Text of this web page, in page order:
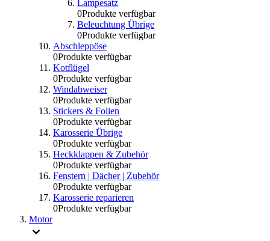
Lampesatz
0Produkte verfügbar
Beleuchtung Übrige
0Produkte verfügbar
Abschleppöse
0Produkte verfügbar
Kotflügel
0Produkte verfügbar
Windabweiser
0Produkte verfügbar
Stickers & Folien
0Produkte verfügbar
Karosserie Übrige
0Produkte verfügbar
Heckklappen & Zubehör
0Produkte verfügbar
Fenstern | Dächer | Zubehör
0Produkte verfügbar
Karosserie reparieren
0Produkte verfügbar
Motor